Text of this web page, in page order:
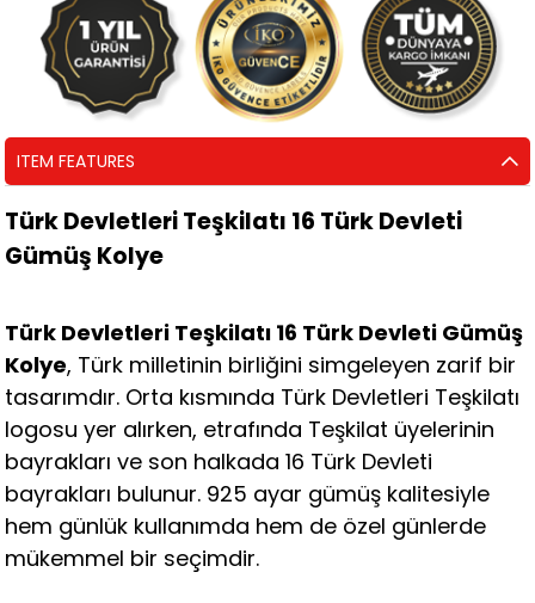
ITEM FEATURES
Türk Devletleri Teşkilatı 16 Türk Devleti
Gümüş Kolye
Türk Devletleri Teşkilatı 16 Türk Devleti Gümüş
Kolye, Türk milletinin birliğini simgeleyen zarif bir
tasarımdır. Orta kısmında Türk Devletleri Teşkilatı
logosu yer alırken, etrafında Teşkilat üyelerinin
bayrakları ve son halkada 16 Türk Devleti
bayrakları bulunur. 925 ayar gümüş kalitesiyle
hem günlük kullanımda hem de özel günlerde
mükemmel bir seçimdir.